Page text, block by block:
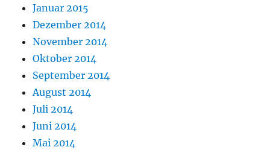
Januar 2015
Dezember 2014
November 2014
Oktober 2014
September 2014
August 2014
Juli 2014
Juni 2014
Mai 2014